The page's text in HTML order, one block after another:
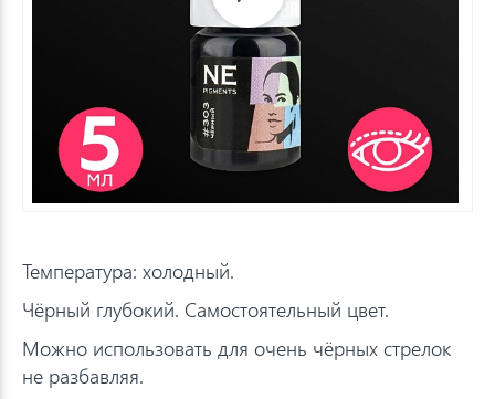
Температура: холодный.
Чёрный глубокий. Самостоятельный цвет.
Можно использовать для очень чёрных стрелок
не разбавляя.